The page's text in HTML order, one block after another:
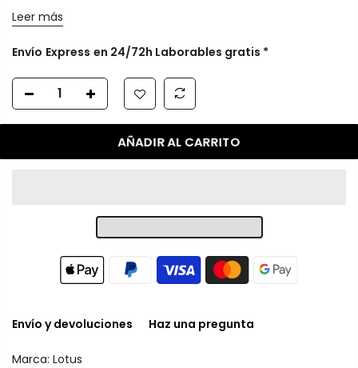
Leer más
Envío Express en 24/72h Laborables gratis *
AÑADIR AL CARRITO
Envío y devoluciones Haz una pregunta
Marca: Lotus